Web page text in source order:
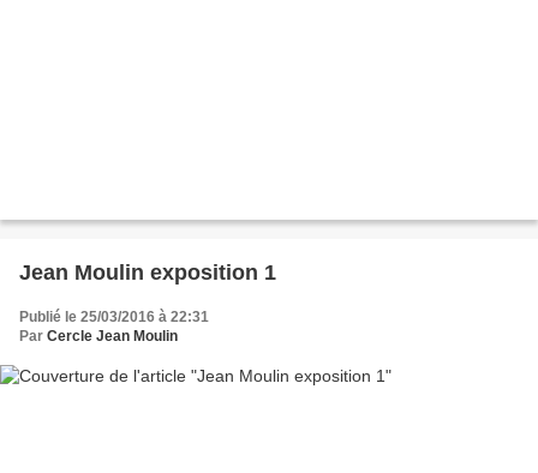
Jean Moulin exposition 1
Publié le 25/03/2016 à 22:31
Par Cercle Jean Moulin